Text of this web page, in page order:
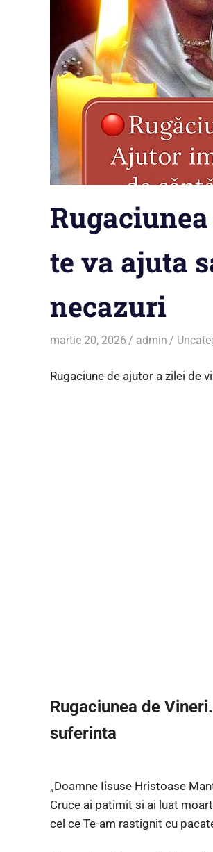
te va ajuta
necazuri
martie 20, 2026 admin
Rugaciune de ajutor a zilei de
Rugaciunea de
suferinta
„Doamne Iisuse Hristoase
Cruce ai patimit si ai luat
cel ce Te-am rastignit cu